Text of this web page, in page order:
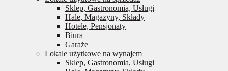
Sklep, Gastronomia, Usługi
Hale, Magazyny, Składy
Hotele, Pensjonaty
Biura
Garaże
Lokale użytkowe na wynajem
Sklep, Gastronomia, Usługi